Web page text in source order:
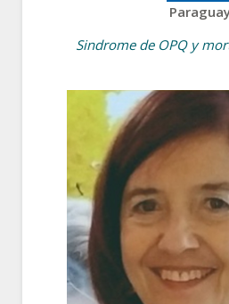
Sindrome de OPQ y